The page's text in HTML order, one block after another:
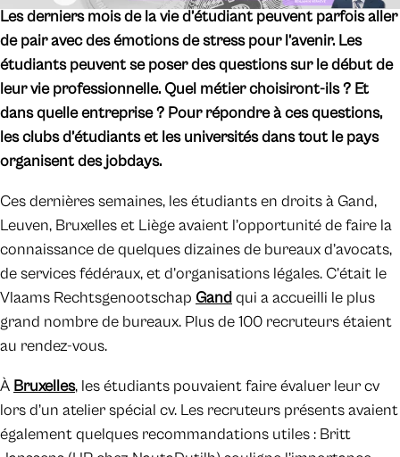
Les derniers mois de la vie d’étudiant peuvent parfois aller
de pair avec des émotions de stress pour l’avenir. Les
étudiants peuvent se poser des questions sur le début de
leur vie professionnelle. Quel métier choisiront-ils ? Et
dans quelle entreprise ? Pour répondre à ces questions,
les clubs d’étudiants et les universités dans tout le pays
organisent des jobdays.
Ces dernières semaines, les étudiants en droits à Gand,
Leuven, Bruxelles et Liège avaient l’opportunité de faire la
connaissance de quelques dizaines de bureaux d’avocats,
de services fédéraux, et d’organisations légales. C’était le
Vlaams Rechtsgenootschap Gandqui a accueilli le plus
grand nombre de bureaux. Plus de 100 recruteurs étaient
au rendez-vous.
À Bruxelles, les étudiants pouvaient faire évaluer leur cv
lors d’un atelier spécial cv. Les recruteurs présents avaient
également quelques recommandations utiles : Britt